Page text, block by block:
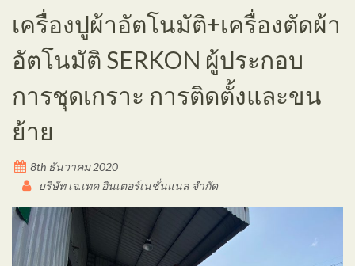
เครื่องปูผ้าอัตโนมัติ+เครื่องตัดผ้า
อัตโนมัติ SERKON ผู้ประกอบ
การชุดเกราะ การติดตั้งและขน
ย้าย
8th ธันวาคม 2020
บริษัท เจ.เทค อินเตอร์เนชั่นแนล จำกัด